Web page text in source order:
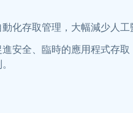
動化存取管理，大幅減少人工
進安全、臨時的應用程式存